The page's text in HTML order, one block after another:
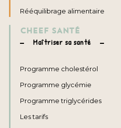
Rééquilibrage alimentaire
CHEEF SANTÉ
Maîtriser sa santé
Programme cholestérol
Programme glycémie
Programme triglycérides
Les tarifs